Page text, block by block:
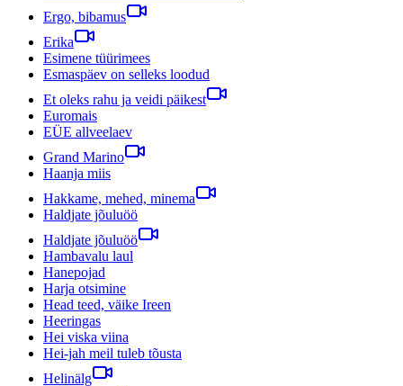
Ergo, bibamus
Erika
Esimene tüürimees
Esmaspäev on selleks loodud
Et oleks rahu ja veidi päikest
Euromais
EÜE allveelaev
Grand Marino
Haanja miis
Hakkame, mehed, minema
Haldjate jõuluöö
Haldjate jõuluöö
Hambavalu laul
Hanepojad
Harja otsimine
Head teed, väike Ireen
Heeringas
Hei viska viina
Hei-jah meil tuleb tõusta
Helinälg